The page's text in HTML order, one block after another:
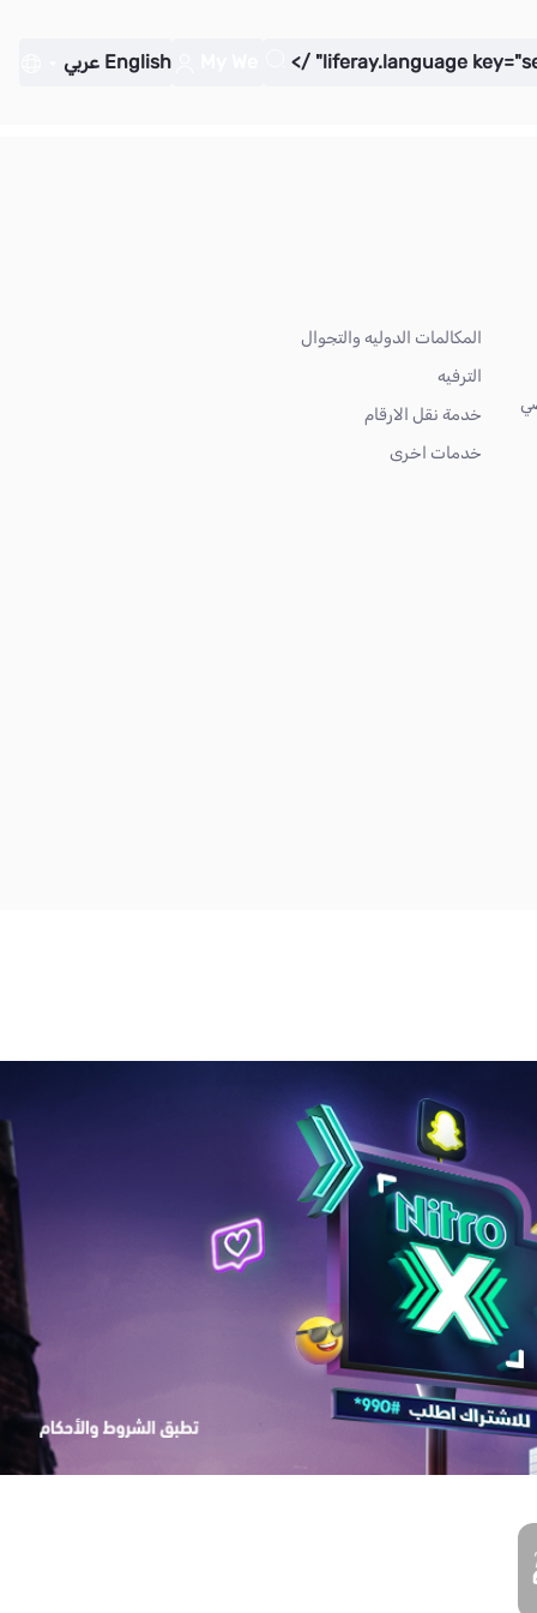
English عربي
المكالمات الدوليه والتجوال
الترفيه
خدمة نقل الارقام
خدمات اخرى